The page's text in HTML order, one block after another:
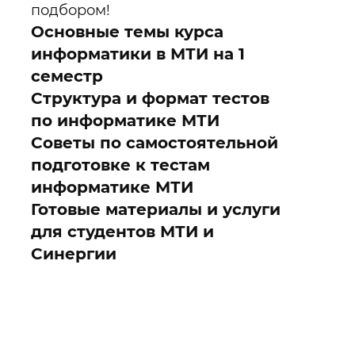
подбором!
Основные темы курса
информатики в МТИ на 1
семестр
Структура и формат тестов
по информатике МТИ
Советы по самостоятельной
подготовке к тестам
информатике МТИ
Готовые материалы и услуги
для студентов МТИ и
Синергии